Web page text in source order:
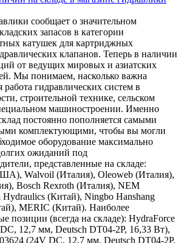
сообщает о значительном
запасов в категории
катушек для картриджных
клапанов. Теперь в наличии
от ведущих мировых и азиатских
Мы понимаем, насколько важна
работа гидравлических систем в
строительной технике, сельском
машиностроении. Именно
постоянно пополняется самыми
комплектующими, чтобы вы могли
оборудование максимально
ожиданий под
представленные на складе:
Walvoil (Италия), Oleoweb (Италия),
Bosch Rexroth (Италия), NEM
(Китай), Ningbo Hanshang
MERIC (Китай). Наиболее
позиции (всегда на складе): HydraForce
12,7 мм, Deutsch DT04-2P, 16,33 Вт),
(24V DC, 12,7 мм, Deutsch DT04-2P,